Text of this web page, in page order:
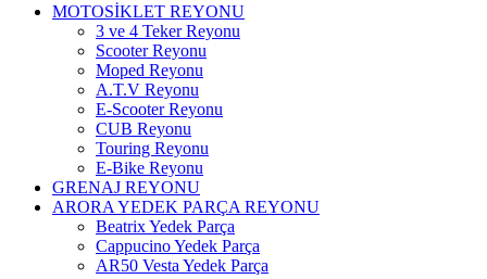
MOTOSİKLET REYONU
3 ve 4 Teker Reyonu
Scooter Reyonu
Moped Reyonu
A.T.V Reyonu
E-Scooter Reyonu
CUB Reyonu
Touring Reyonu
E-Bike Reyonu
GRENAJ REYONU
ARORA YEDEK PARÇA REYONU
Beatrix Yedek Parça
Cappucino Yedek Parça
AR50 Vesta Yedek Parça